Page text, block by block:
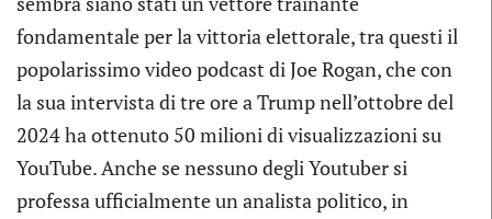
fondamentale per la vittoria elettorale, tra questi il
popolarissimo video podcast di Joe Rogan, che con
la sua intervista di tre ore a Trump nell’ottobre del
2024 ha ottenuto 50 milioni di visualizzazioni su
YouTube. Anche se nessuno degli Youtuber si
professa ufficialmente un analista politico, in